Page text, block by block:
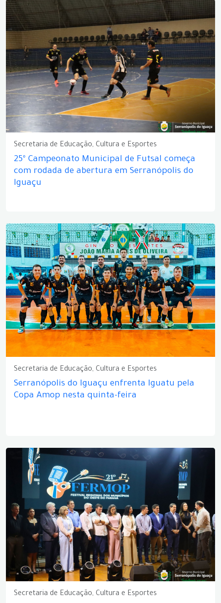
Secretaria de Educação, Cultura e Esportes
25º Campeonato Municipal de Futsal começa
com rodada de abertura em Serranópolis do
Iguaçu
Secretaria de Educação, Cultura e Esportes
Serranópolis do Iguaçu enfrenta Iguatu pela
Copa Amop nesta quinta-feira
Secretaria de Educação, Cultura e Esportes